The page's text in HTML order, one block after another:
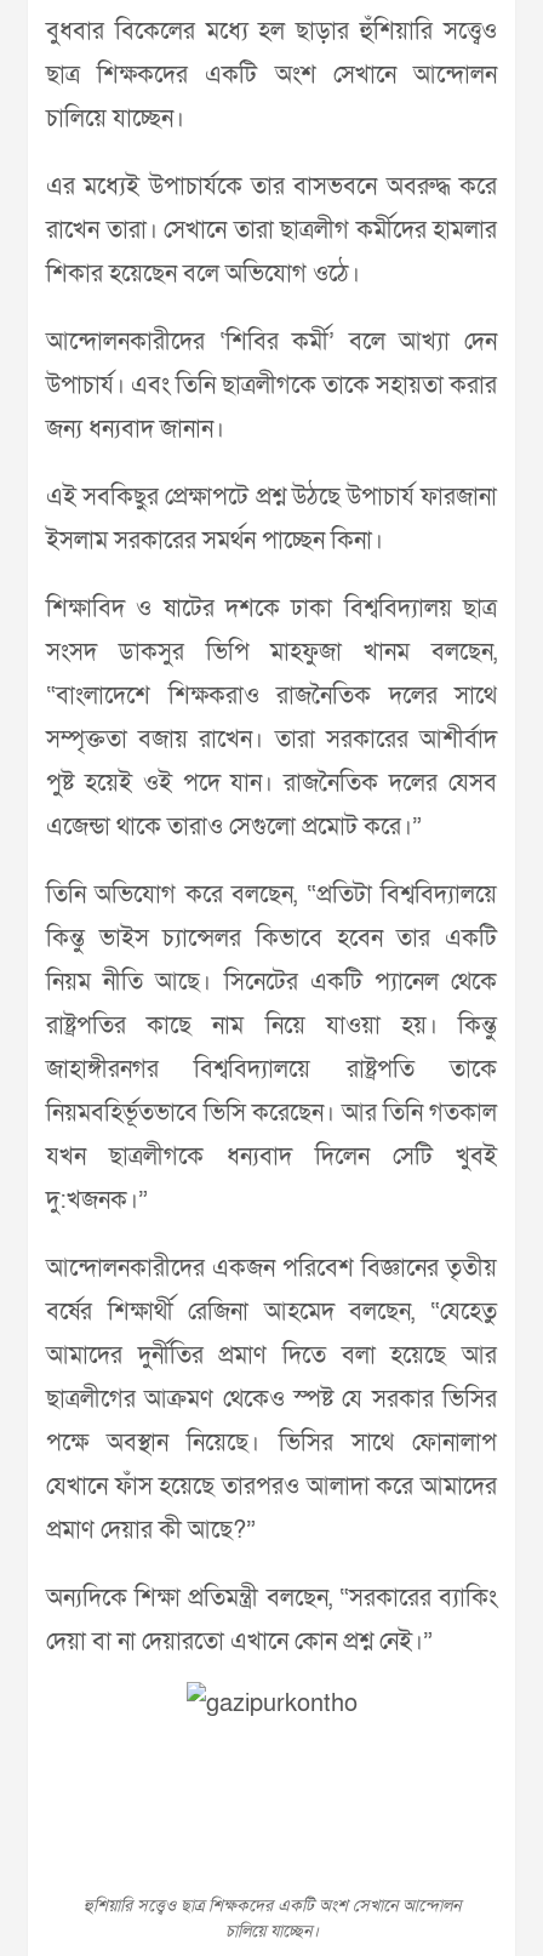
বুধবার বিকেলের মধ্যে হল ছাড়ার হুঁশিয়ারি সত্ত্বেও
ছাত্র শিক্ষকদের একটি অংশ সেখানে আন্দোলন
চালিয়ে যাচ্ছেন।
এর মধ্যেই উপাচার্যকে তার বাসভবনে অবরুদ্ধ করে
রাখেন তারা। সেখানে তারা ছাত্রলীগ কর্মীদের হামলার
শিকার হয়েছেন বলে অভিযোগ ওঠে।
আন্দোলনকারীদের ‘শিবির কর্মী’ বলে আখ্যা দেন
উপাচার্য। এবং তিনি ছাত্রলীগকে তাকে সহায়তা করার
জন্য ধন্যবাদ জানান।
এই সবকিছুর প্রেক্ষাপটে প্রশ্ন উঠছে উপাচার্য ফারজানা
ইসলাম সরকারের সমর্থন পাচ্ছেন কিনা।
শিক্ষাবিদ ও ষাটের দশকে ঢাকা বিশ্ববিদ্যালয় ছাত্র
সংসদ ডাকসুর ভিপি মাহফুজা খানম বলছেন,
“বাংলাদেশে শিক্ষকরাও রাজনৈতিক দলের সাথে
সম্পৃক্ততা বজায় রাখেন। তারা সরকারের আশীর্বাদ
পুষ্ট হয়েই ওই পদে যান। রাজনৈতিক দলের যেসব
এজেন্ডা থাকে তারাও সেগুলো প্রমোট করে।”
তিনি অভিযোগ করে বলছেন, “প্রতিটা বিশ্ববিদ্যালয়ে
কিন্তু ভাইস চ্যান্সেলর কিভাবে হবেন তার একটি
নিয়ম নীতি আছে। সিনেটের একটি প্যানেল থেকে
রাষ্ট্রপতির কাছে নাম নিয়ে যাওয়া হয়। কিন্তু
জাহাঙ্গীরনগর বিশ্ববিদ্যালয়ে রাষ্ট্রপতি তাকে
নিয়মবহির্ভূতভাবে ভিসি করেছেন। আর তিনি গতকাল
যখন ছাত্রলীগকে ধন্যবাদ দিলেন সেটি খুবই
দু:খজনক।”
আন্দোলনকারীদের একজন পরিবেশ বিজ্ঞানের তৃতীয়
বর্ষের শিক্ষার্থী রেজিনা আহমেদ বলছেন, “যেহেতু
আমাদের দুর্নীতির প্রমাণ দিতে বলা হয়েছে আর
ছাত্রলীগের আক্রমণ থেকেও স্পষ্ট যে সরকার ভিসির
পক্ষে অবস্থান নিয়েছে। ভিসির সাথে ফোনালাপ
যেখানে ফাঁস হয়েছে তারপরও আলাদা করে আমাদের
প্রমাণ দেয়ার কী আছে?”
অন্যদিকে শিক্ষা প্রতিমন্ত্রী বলছেন, “সরকারের ব্যাকিং
দেয়া বা না দেয়ারতো এখানে কোন প্রশ্ন নেই।”
হুশিয়ারি সত্ত্বেও ছাত্র শিক্ষকদের একটি অংশ সেখানে আন্দোলন
চালিয়ে যাচ্ছেন।